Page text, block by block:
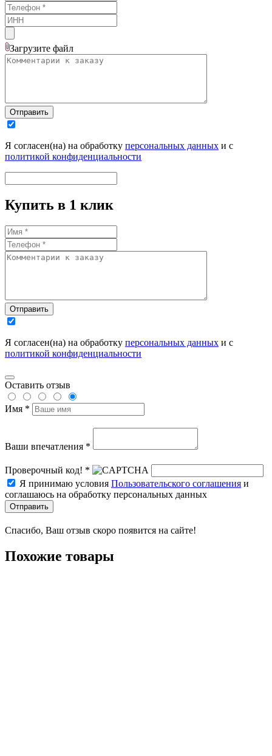
Загрузите файл
Отправить
Я согласен(на) на обработку персональных данных и с
политикой конфиденциальности
Купить в 1 клик
Отправить
Я согласен(на) на обработку персональных данных и с
политикой конфиденциальности
Оставить отзыв
Имя *
Ваши впечатления *
Проверочный код! *
Я принимаю условия Пользовательского соглашения и
соглашаюсь на обработку персональных данных
Отправить
Спасибо, Ваш отзыв скоро появится на сайте!
Похожие товары